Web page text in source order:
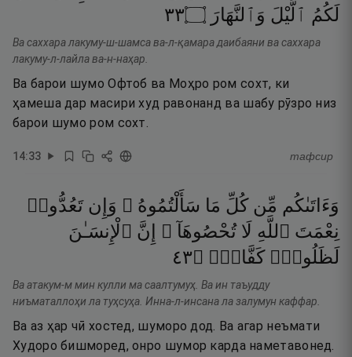
لَكُمُ ٱلَّيْلَ وَٱلنَّهَارَ ۝٣٣
Ва саххара лакуму-ш-шамса ва-л-қамара даибаяни ва саххара
лакуму-л-лайла ва-н-наҳар.
Ва барои шумо Офтоб ва Моҳро ром сохт, ки
ҳамеша дар масири худ равонанд ва шабу рӯзро низ
барои шумо ром сохт.
14:33 тафсир
وَءَاتَىٰكُم مِّن كُلِّ مَا سَأَلْتُمُوهُ ۚ وَإِن تَعُدُّوا۟
نِعْمَتَ ٱللَّهِ لَا تُحْصُوهَآ ۗ إِنَّ ٱلْإِنسَـٰنَ
لَظَلُومٌۭ كَفَّارٌۭ ۝٣٤
Ва атакум-м мин кулли ма саалтумуҳ. Ва ин таъудду
ниъматаллоҳи ла туҳсуҳа. Инна-л-инсана ла залумун каффар.
Ва аз ҳар чӣ хостед, шуморо дод. Ва агар неъмати
Худоро бишморед, онро шумор карда наметавонед.